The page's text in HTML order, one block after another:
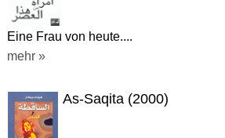
Eine Frau von heute....
mehr »
As-Saqita (2000)